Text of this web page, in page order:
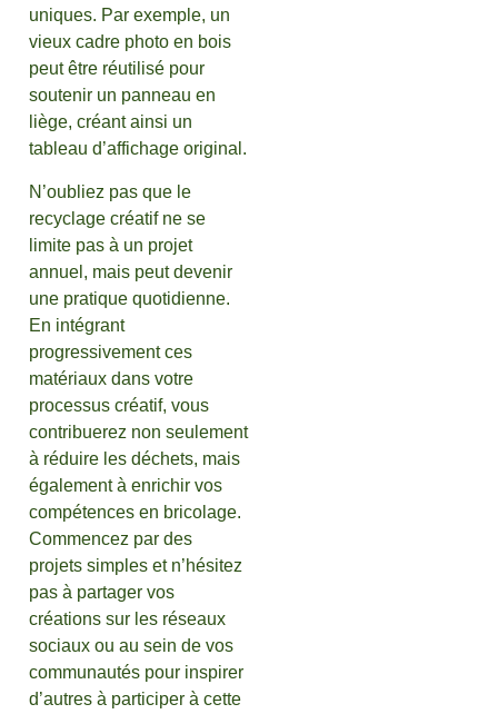
uniques. Par exemple, un
vieux cadre photo en bois
peut être réutilisé pour
soutenir un panneau en
liège, créant ainsi un
tableau d’affichage original.
N’oubliez pas que le
recyclage créatif ne se
limite pas à un projet
annuel, mais peut devenir
une pratique quotidienne.
En intégrant
progressivement ces
matériaux dans votre
processus créatif, vous
contribuerez non seulement
à réduire les déchets, mais
également à enrichir vos
compétences en bricolage.
Commencez par des
projets simples et n’hésitez
pas à partager vos
créations sur les réseaux
sociaux ou au sein de vos
communautés pour inspirer
d’autres à participer à cette